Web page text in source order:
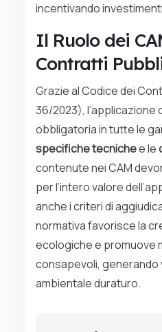
incentivando
Il Ruolo dei
Contratti
Grazie al Codice dei
36/2023), l’applicazione
obbligatoria in tutte le
specifiche tecnichee le
contenute nei CAM
per l’intero valore
anche i criteri di
normativa favorisce la
ecologiche e promuove
consapevoli, generando
ambientale duraturo.